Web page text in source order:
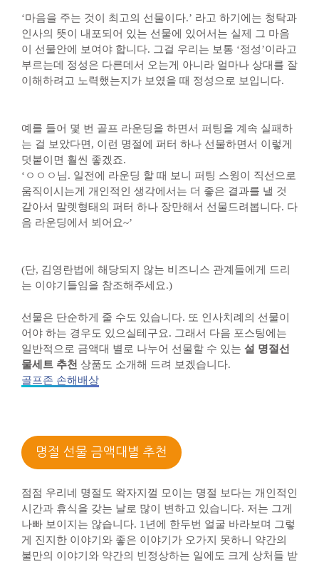
‘마음을 주는 것이 최고의 선물이다.’ 라고 하기에는 청탁과
인사의 뜻이 내포되어 있는 선물에 있어서는 실제 그 마음
이 선물안에 보여야 합니다. 그걸 우리는 보통 ‘정성’이라고
부르는데 정성은 다른데서 오는게 아니라 얼마나 상대를 잘
이해하려고 노력했는지가 보였을 때 정성으로 보입니다.
예를 들어 몇 번 골프 라운딩을 하면서 퍼팅을 계속 실패하
는 걸 보았다면, 이런 명절에 퍼터 하나 선물하면서 이렇게
덧붙이면 훨씬 좋겠죠.
‘ㅇㅇㅇ님. 일전에 라운딩 할 때 보니 퍼팅 스윙이 직선으로
움직이시는게 개인적인 생각에서는 더 좋은 결과를 낼 것
같아서 말렛형태의 퍼터 하나 장만해서 선물드려봅니다. 다
음 라운딩에서 뵈어요~’
(단, 김영란법에 해당되지 않는 비즈니스 관계들에게 드리
는 이야기들임을 참조해주세요.)
선물은 단순하게 줄 수도 있습니다. 또 인사치례의 선물이
어야 하는 경우도 있으실테구요. 그래서 다음 포스팅에는
일반적으로 금액대 별로 나누어 선물할 수 있는 설 명절선
물세트 추천 상품도 소개해 드려 보겠습니다.
골프존 손해배상
명절 선물 금액대별 추천
점점 우리네 명절도 왁자지껄 모이는 명절 보다는 개인적인
시간과 휴식을 갖는 날로 많이 변하고 있습니다. 저는 그게
나빠 보이지는 않습니다. 1년에 한두번 얼굴 바라보며 그렇
게 진지한 이야기와 좋은 이야기가 오가지 못하니 약간의
불만의 이야기와 약간의 빈정상하는 일에도 크게 상처들 받